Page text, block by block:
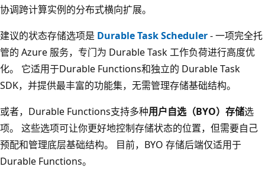
协调跨计算实例的分布式横向扩展。
建议的状态存储选项是 Durable Task Scheduler- 一项完全托
管的 Azure 服务，专门为 Durable Task 工作负荷进行高度优
化。 它适用于Durable Functions和独立的 Durable Task
SDK，并提供最丰富的功能集，无需管理存储基础结构。
或者，Durable Functions支持多种用户自选（BYO）存储选
项。 这些选项可让你更好地控制存储状态的位置，但需要自己
预配和管理底层基础结构。 目前，BYO 存储后端仅适用于
Durable Functions。